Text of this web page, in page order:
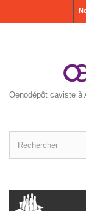
Oenodépôt caviste à